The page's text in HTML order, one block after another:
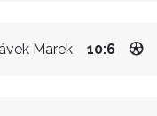
Marek 10:6